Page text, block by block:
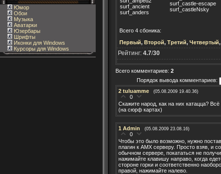
Юмор
Обои
Музыка
Аватарки
Юзербары
Шрифты
Иконки для Windows
Курсоры для Windows
surf_ancient
surf_anders
surf_castle-escape
surf_castleNsky
Всего 4 сбоника:
Первый, Второй, Третий, Четвертый
Рейтинг: 4.7/30
Всего комментариев: 2
Порядок вывода комментариев:
2 tuluamme (05.08.2009 19.40.36)
0
Скажите народ, как на них катацца?
(на сюрф картах)
1 Admin (05.08.2009 23.08.16)
0
Чтобы это было возможно, нужно
плагин к AMX серверу. Просто взяв, и
обычном сервере, покататься не
нажимайте клавишу направо, когда
стороне горки и соответственно
правой, нажимайте налево.